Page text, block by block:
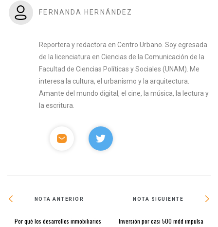
FERNANDA HERNÁNDEZ
Reportera y redactora en Centro Urbano. Soy egresada
de la licenciatura en Ciencias de la Comunicación de la
Facultad de Ciencias Políticas y Sociales (UNAM). Me
interesa la cultura, el urbanismo y la arquitectura.
Amante del mundo digital, el cine, la música, la lectura y
la escritura.
NOTA ANTERIOR
Por qué los desarrollos inmobiliarios
NOTA SIGUIENTE
Inversión por casi 500 mdd impulsa